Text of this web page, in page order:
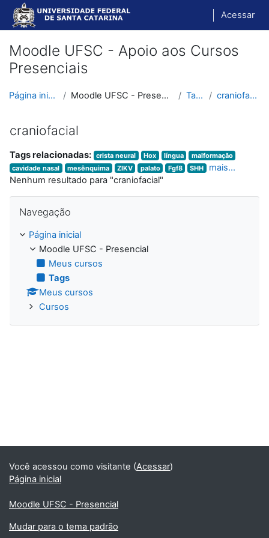
Ir para o conteúdo principal
Acessar
Moodle UFSC - Apoio aos Cursos
Presenciais
Página inicial Moodle UFSC - Presencial Tags craniofacial
craniofacial
Tags relacionadas: crista neural Hox língua
malformação
cavidade nasal
mesênquima ZIKV palato Fgf8 SHH
mais...
Nenhum resultado para "craniofacial"
Navegação
Página inicial
Moodle UFSC - Presencial
Meus cursos
Tags
Meus cursos
Cursos
Você acessou como visitante (Acessar)
Página inicial
Moodle UFSC - Presencial
Mudar para o tema padrão